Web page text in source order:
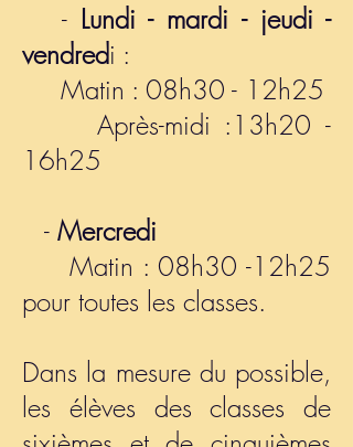
- Lundi - mardi - jeudi -
vendredi :
Matin : 08h30 - 12h25
Après-midi :13h20 -
16h25
- Mercredi
Matin : 08h30 -12h25
pour toutes les classes.
Dans la mesure du possible,
les élèves des classes de